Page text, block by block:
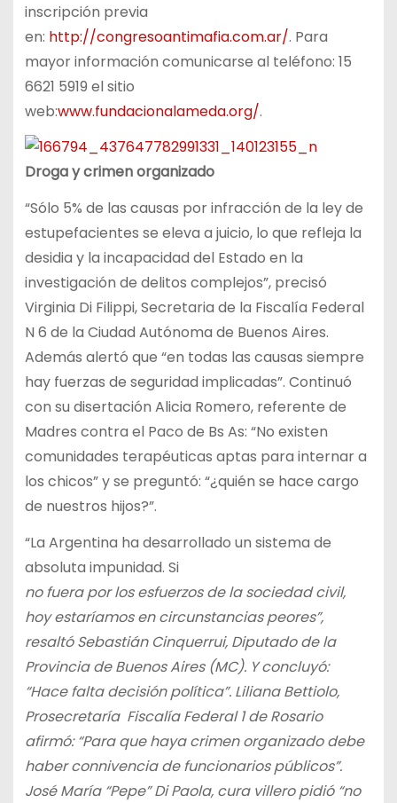
inscripción previa
en: http://congresoantimafia.com.ar/. Para
mayor información comunicarse al teléfono: 15
6621 5919 el sitio
web:www.fundacionalameda.org/.
Droga y crimen organizado
“Sólo 5% de las causas por infracción de la ley de
estupefacientes se eleva a juicio, lo que refleja la
desidia y la incapacidad del Estado en la
investigación de delitos complejos”, precisó
Virginia Di Filippi,Secretaria de la Fiscalía Federal
N 6 de la Ciudad Autónoma de Buenos Aires.
Además alertó que “en todas las causas siempre
hay fuerzas de seguridad implicadas”. Continuó
con su disertación Alicia Romero, referente de
Madres contra el Paco de Bs As: “No existen
comunidades terapéuticas aptas para internar a
los chicos” y se preguntó: “¿quién se hace cargo
de nuestros hijos?”.
“La Argentina ha desarrollado un sistema de
absoluta impunidad. Si
no fuera por los esfuerzos de la sociedad civil,
hoy estaríamos en circunstancias peores”,
resaltó Sebastián Cinquerrui, Diputado de la
Provincia de Buenos Aires (MC). Y concluyó:
“Hace falta decisión política”. Liliana Bettiolo,
Prosecretaría Fiscalía Federal 1 de Rosario
afirmó: “Para que haya crimen organizado debe
haber connivencia de funcionarios públicos”.
José María “Pepe” Di Paola, cura villero pidió “no